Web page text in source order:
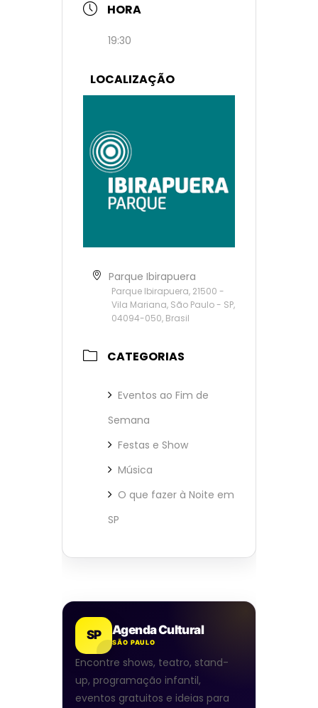
HORA
19:30
LOCALIZAÇÃO
Parque Ibirapuera
Parque Ibirapuera, 21500 -
Vila Mariana, São Paulo - SP,
04094-050, Brasil
CATEGORIAS
Eventos ao Fim de
Semana
Festas e Show
Música
O que fazer à Noite em
SP
SP Agenda Cultural
SÃO PAULO
Encontre shows, teatro, stand-
up, programação infantil,
eventos gratuitos e ideias para